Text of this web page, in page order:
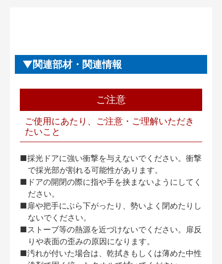
関連部材・関連情報
ご注意
ご使用にあたり、ご注意・ご理解いただき
たいこと
■採光ドアに強い衝撃を与えないでください。衝撃
で採光部が割れる可能性があります。
■ドアの開閉の際に指や手を挟まないようにしてく
ださい。
■扉や把手にぶら下がったり、勢いよく閉めたりし
ないでください。
■ストーブ等の熱源を近づけないでください。扉反
りや表面の歪みの原因になります。
■汚れが付いた場合は、乾拭きもしくは薄めた中性